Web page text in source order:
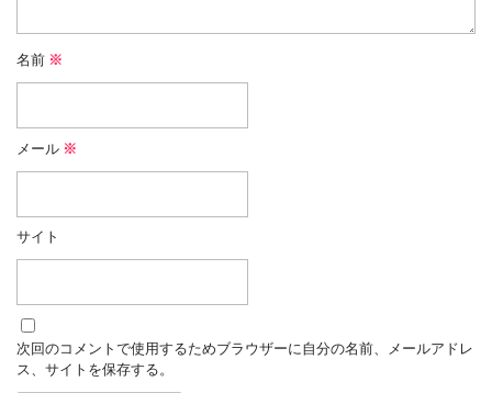
名前 ※
メール ※
サイト
次回のコメントで使用するためブラウザーに自分の名前、メールアドレ
ス、サイトを保存する。